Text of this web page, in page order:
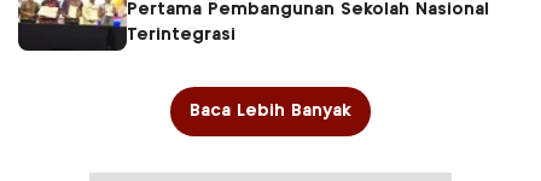
Pertama Pembangunan Sekolah Nasional
Terintegrasi
Baca Lebih Banyak